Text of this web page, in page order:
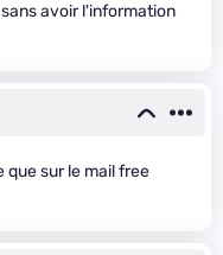
avoir l'information
que sur le mail free